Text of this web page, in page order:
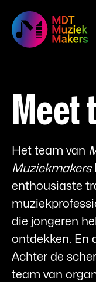
Meet
Het team van
Muziekmakers
enthousiaste
die jongeren
ontdekken. En
Achter de
team van